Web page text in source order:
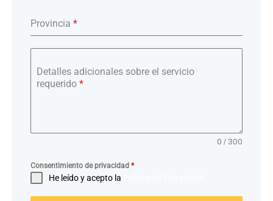
Provincia *
Detalles adicionales sobre el servicio
requerido *
0 / 300
Consentimiento de privacidad *
He leído y acepto la